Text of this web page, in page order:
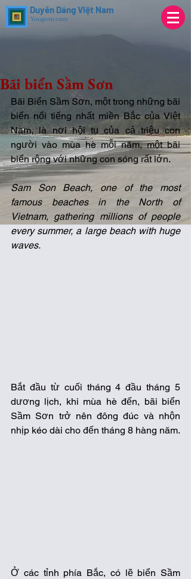
Duyên Dáng Việt Nam
Yougovn.com
Bãi biển Sầm Sơn
Bãi Biển Sầm Sơn, một trong những bãi
biển nổi tiếng nhất miền Bắc của Việt
Nam, là nơi hội tụ của cả triệu con
người vào mùa hè mỗi năm, một bãi
biển rộng với những con sóng rất lớn.
Sam Son Beach, one of the most
famous beaches in the North of
Vietnam, gathering millions of people
every summer, a large beach with huge
waves.
Bắt đầu từ cuối tháng 4 đầu tháng 5
dương lịch, khi mùa hè đến, bãi biển
Sầm Sơn trở nên đông đúc và nhộn
nhịp kéo dài cho đến tháng 8 hàng năm.
Ở các tỉnh phía Bắc, có lẽ biển Sầm